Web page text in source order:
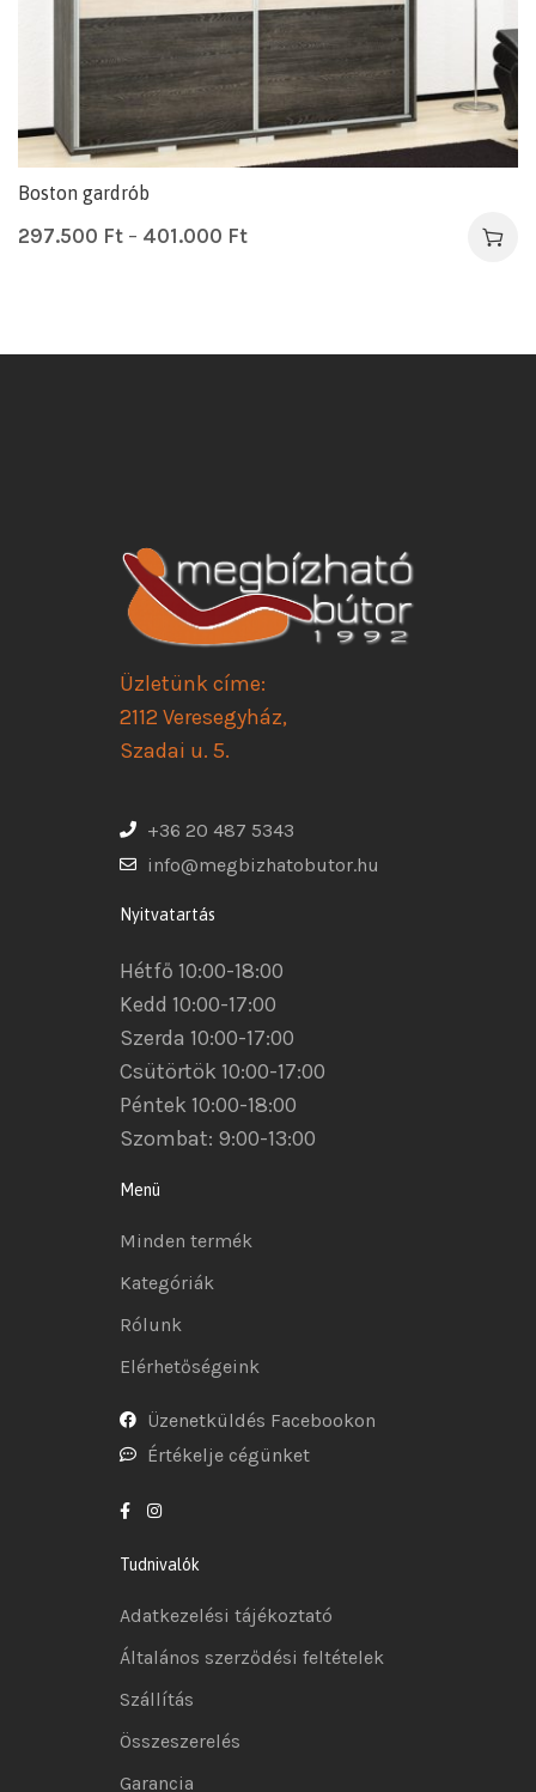
Boston gardrób
297.500 Ft – 401.000 Ft
Üzletünk címe:
2112 Veresegyház,
Szadai u. 5.
+36 20 487 5343
info@megbizhatobutor.hu
Nyitvatartás
Hétfő 10:00-18:00
Kedd 10:00-17:00
Szerda 10:00-17:00
Csütörtök 10:00-17:00
Péntek 10:00-18:00
Szombat: 9:00-13:00
Menü
Minden termék
Kategóriák
Rólunk
Elérhetőségeink
Üzenetküldés Facebookon
Értékelje cégünket
Tudnivalók
Adatkezelési tájékoztató
Általános szerződési feltételek
Szállítás
Összeszerelés
Garancia